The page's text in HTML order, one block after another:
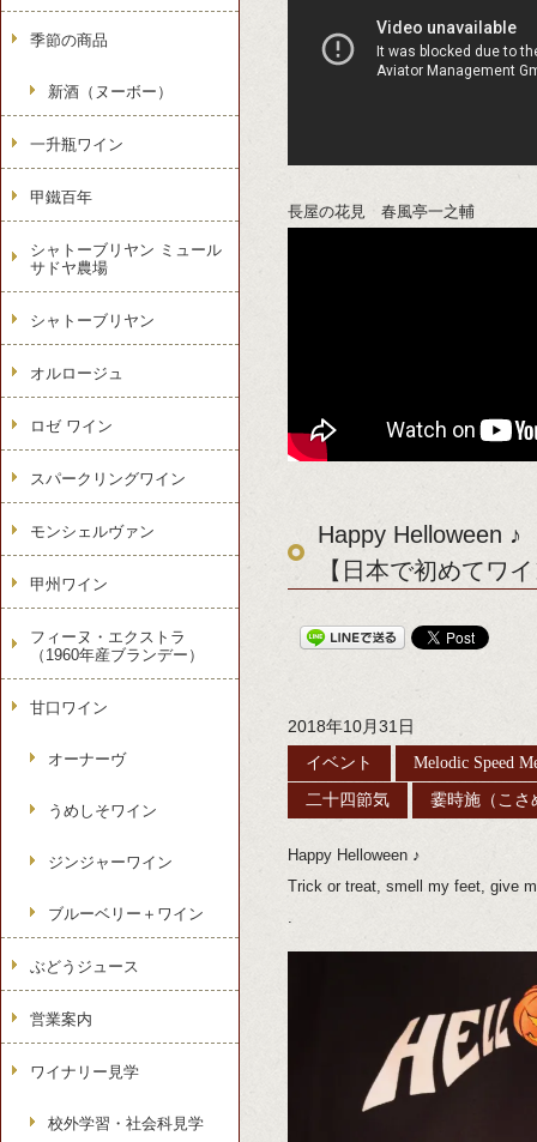
長屋の花見 春風亭一之輔
Happy Helloween ♪
【日本で初めてワ
2018年10月31日
イベント Melodic Speed
二十四節気 霎時施（こさ
Happy Helloween ♪
Trick or treat, smell my feet, give
.
季節の商品
新酒（ヌーボー）
一升瓶ワイン
甲鐵百年
シャトーブリヤン ミュール
サドヤ農場
シャトーブリヤン
オルロージュ
ロゼ ワイン
スパークリングワイン
モンシェルヴァン
甲州ワイン
フィーヌ・エクストラ
（1960年産ブランデー）
甘口ワイン
オーナーヴ
うめしそワイン
ジンジャーワイン
ブルーベリー＋ワイン
ぶどうジュース
営業案内
ワイナリー見学
校外学習・社会科見学